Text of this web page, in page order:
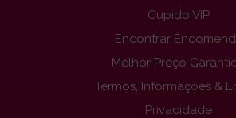
Cupido VIP
Encontrar
Melhor Preço
Termos, Informações &
Privacidade